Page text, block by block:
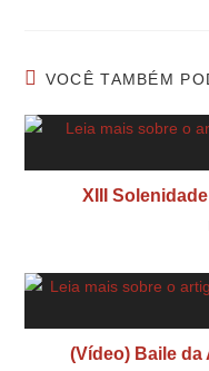
VOCÊ TAMBÉM
XIII
(Vídeo) Baile da